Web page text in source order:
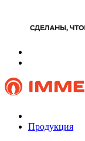
Продукция